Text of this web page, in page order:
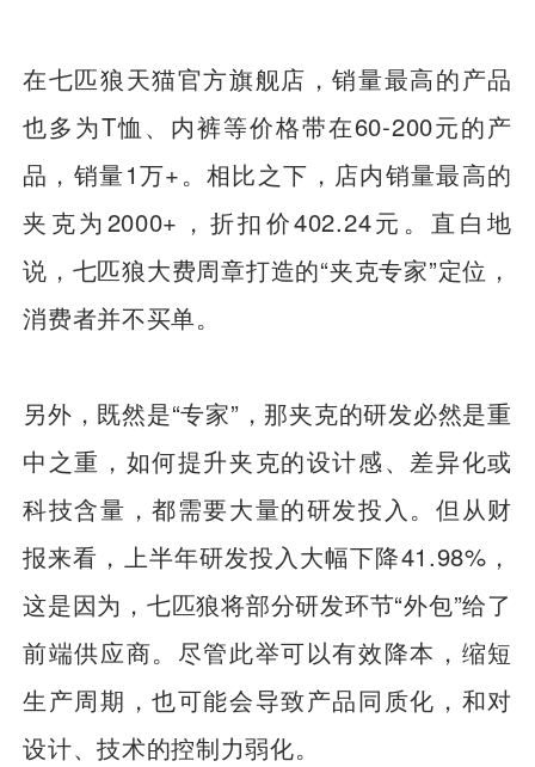
在七匹狼天猫官方旗舰店，销量最高的产品
也多为T恤、内裤等价格带在60-200元的产
品，销量1万+。相比之下，店内销量最高的
夹克为2000+，折扣价402.24元。直白地
说，七匹狼大费周章打造的“夹克专家”定位，
消费者并不买单。
另外，既然是“专家”，那夹克的研发必然是重
中之重，如何提升夹克的设计感、差异化或
科技含量，都需要大量的研发投入。但从财
报来看，上半年研发投入大幅下降41.98%，
这是因为，七匹狼将部分研发环节“外包”给了
前端供应商。尽管此举可以有效降本，缩短
生产周期，也可能会导致产品同质化，和对
设计、技术的控制力弱化。